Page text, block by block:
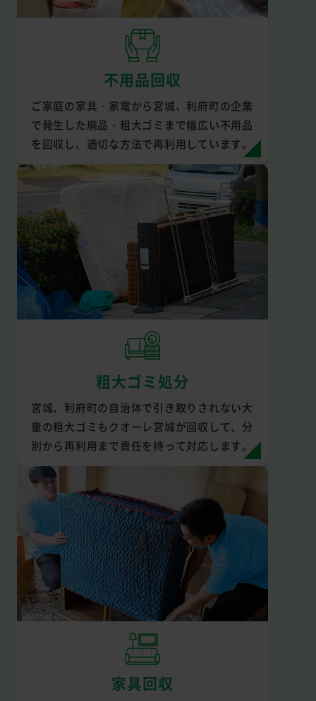
不用品回収
ご家庭の家具・家電から宮城、利府町の企業
で発生した廃品・粗大ゴミまで幅広い不用品
を回収し、適切な方法で再利用しています。
粗大ゴミ処分
宮城、利府町の自治体で引き取りされない大
量の粗大ゴミもクオーレ宮城が回収して、分
別から再利用まで責任を持って対応します。
家具回収